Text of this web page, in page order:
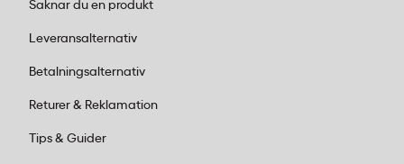
Saknar du en produkt
Leveransalternativ
Betalningsalternativ
Returer & Reklamation
Tips & Guider